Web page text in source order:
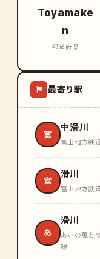
Toyamake
n
都道府県
⚑ 最寄り駅
富
中滑川
富山地方鉄
富
滑川
富山地方鉄
あ
滑川
あいの風と
線